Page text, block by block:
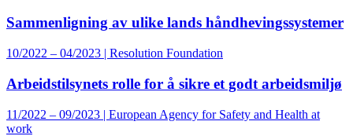
Sammenligning av ulike lands håndhevingssystemer
10/2022 – 04/2023 | Resolution Foundation
Arbeidstilsynets rolle for å sikre et godt arbeidsmiljø
11/2022 – 09/2023 | European Agency for Safety and Health at
work